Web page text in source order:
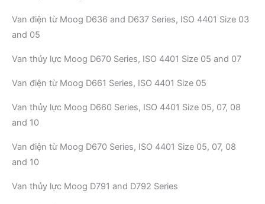
Van điện từ Moog D636 and D637 Series, ISO 4401 Size 03
and 05
Van thủy lực Moog D670 Series, ISO 4401 Size 05 and 07
Van điện từ Moog D661 Series, ISO 4401 Size 05
Van thủy lực Moog D660 Series, ISO 4401 Size 05, 07, 08
and 10
Van điện từ Moog D670 Series, ISO 4401 Size 05, 07, 08
and 10
Van thủy lực Moog D791 and D792 Series